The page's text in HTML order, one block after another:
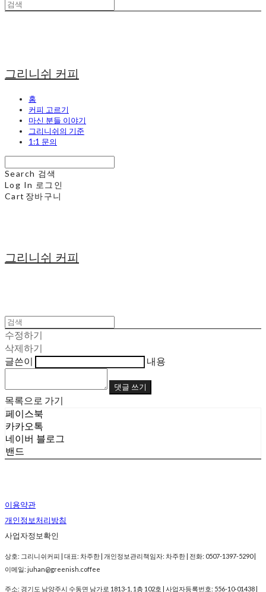
그리니쉬 커피
홈
커피 고르기
마신 분들 이야기
그리니쉬의 기준
1:1 문의
Search 검색
Log In 로그인
Cart 장바구니
그리니쉬 커피
수정하기
삭제하기
글쓴이
내용
댓글 쓰기
목록으로 가기
페이스북
카카오톡
네이버 블로그
밴드
이용약관
개인정보처리방침
사업자정보확인
상호: 그리니쉬커피 | 대표: 차주한 | 개인정보관리책임자: 차주한 | 전화: 0507-1397-5290 |
이메일: juhan@greenish.coffee
주소: 경기도 남양주시 수동면 남가로 1813-1, 1층 102호 | 사업자등록번호: 556-10-01438 |